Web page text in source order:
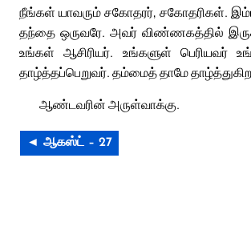
நீங்கள் யாவரும் சகோதரர், சகோதரிகள்.
தந்தை ஒருவரே. அவர் விண்ணகத்தில்
உங்கள் ஆசிரியர். உங்களுள் பெரியவர்
தாழ்த்தப்பெறுவர். தம்மைத் தாமே
ஆண்டவரின் அருள்வாக்கு.
◄ ஆகஸ்ட் – 27